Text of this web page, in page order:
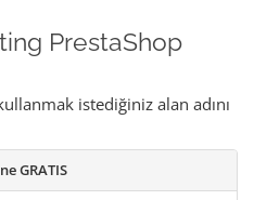
PrestaShop
istediğiniz alan adını
GRATIS